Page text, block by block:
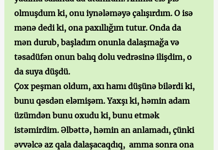
olmuşdum ki, onu iynələməyə çalışırdım. O isə
mənə dedi ki, ona paxıllığım tutur. Onda da
mən durub, başladım onunla dalaşmağa və
təsadüfən onun balıq dolu vedrəsinə ilişdim, o
da suya düşdü.
Çox peşman oldum, axı hamı düşünə bilərdi ki,
bunu qəsdən eləmişəm. Yaxşı ki, həmin adam
üzümdən bunu oxudu ki, bunu etmək
istəmirdim. Əlbəttə, həmin an anlamadı, çünki
əvvəlcə az qala dalaşacaqdıq, amma sonra ona